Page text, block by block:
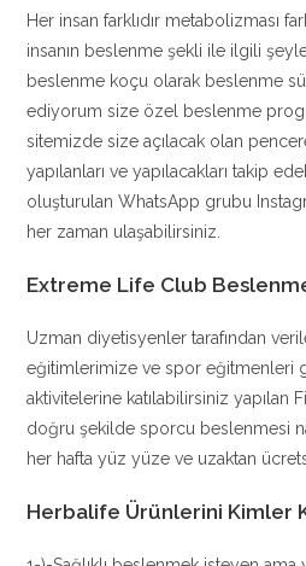
Her insan farklıdır metabolizması
insanın beslenme şekli ile ilgili
beslenme koçu olarak beslenme
ediyorum size özel beslenme
sitemizde size açılacak olan
yapılanları ve yapılacakları takip
oluşturulan WhatsApp grubu
her zaman ulaşabilirsiniz.
Extreme Life Club
Uzman diyetisyenler tarafından
eğitimlerimize ve spor eğitmenleri
aktivitelerine katılabilirsiniz yapılan
doğru şekilde sporcu beslenmesi
her hafta yüz yüze ve uzaktan
Herbalife Ürünlerini Kimler